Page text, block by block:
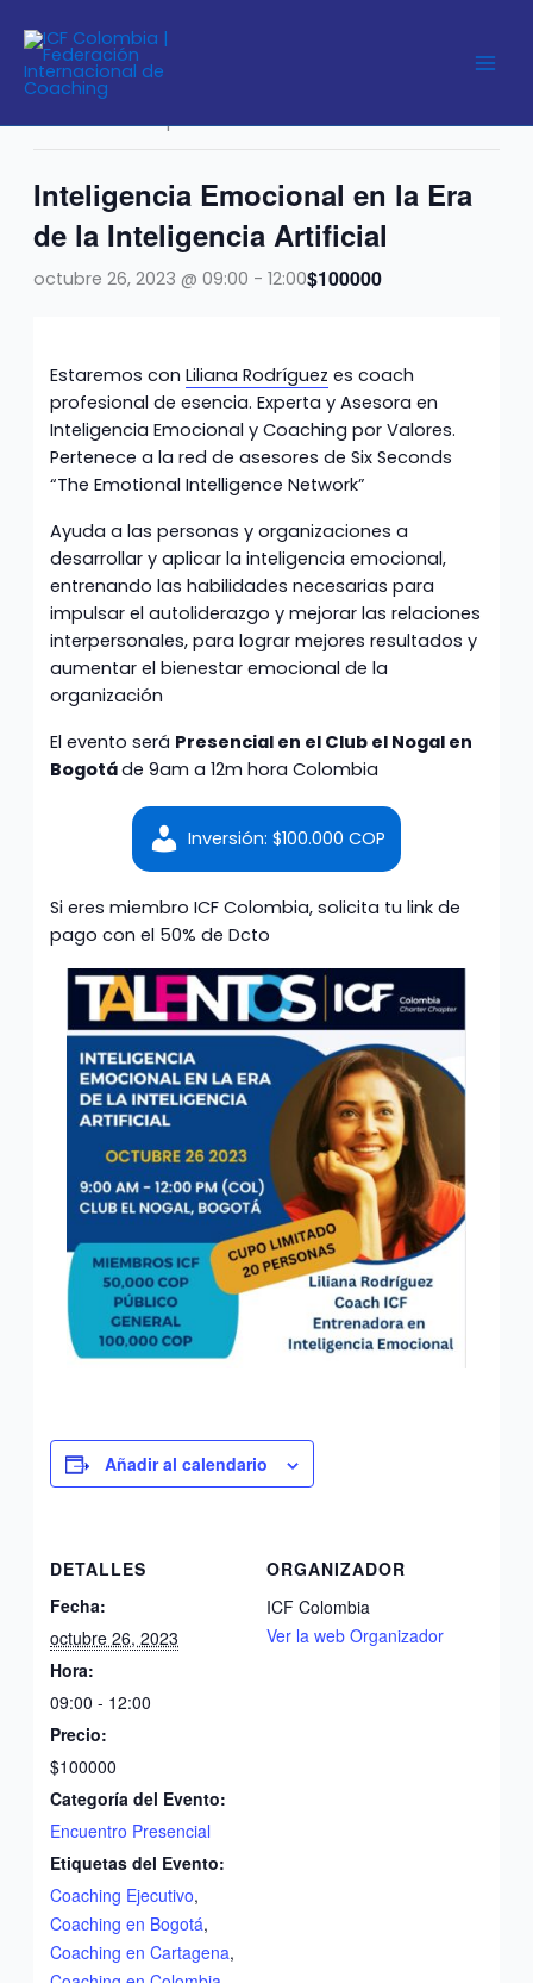
contenido
« Todos los Eventos
Este evento ha pasado.
Inteligencia Emocional en la Era
de la Inteligencia Artificial
octubre 26, 2023 @ 09:00 - 12:00$100000
Estaremos conLiliana Rodríguez es coach
profesional de esencia. Experta y Asesora en
Inteligencia Emocional y Coaching por Valores.
Pertenece a la red de asesores de Six Seconds
“The Emotional Intelligence Network”
Ayuda a las personas y organizaciones a
desarrollar y aplicar la inteligencia emocional,
entrenando las habilidades necesarias para
impulsar el autoliderazgo y mejorar las relaciones
interpersonales, para lograr mejores resultados y
aumentar el bienestar emocional de la
organización
El evento será Presencial en el Club el Nogal en
Bogotáde 9am a 12m hora Colombia
Inversión: $100.000 COP
Si eres miembro ICF Colombia, solicita tu link de
pago con el 50% de Dcto
Añadir al calendario
DETALLES
Fecha:
octubre 26, 2023
Hora:
09:00 - 12:00
Precio:
$100000
Categoría del Evento:
Encuentro Presencial
Etiquetas del Evento:
Coaching Ejecutivo,
Coaching en Bogotá,
Coaching en Cartagena,
ORGANIZADOR
ICF Colombia
Ver la web Organizador